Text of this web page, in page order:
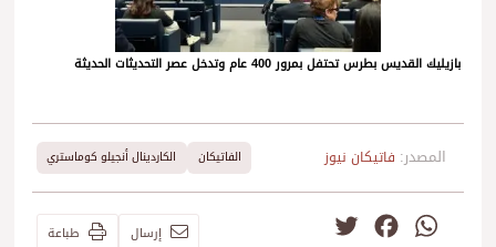
بازيليك القديس بطرس تحتفل بمرور 400 عام وتدخل عصر التحديثات الحديثة
المصدر: فاتيكان نيوز الفاتيكان الكاردينال أنجيلو كوماستري
WhatsApp
Facebook إرسال طباعة